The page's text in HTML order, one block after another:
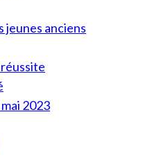
jeunes anciens
réussite
2023